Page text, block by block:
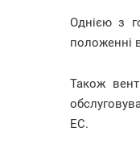
Однією з
положенні
Також
EC.